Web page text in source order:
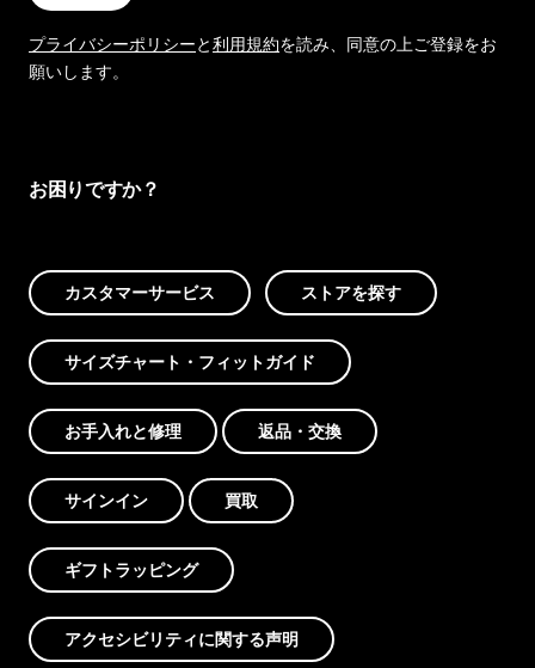
プライバシーポリシーと利用規約を読み、同意の上ご登録をお
願いします。
お困りですか？
カスタマーサービス ストアを探す
サイズチャート・フィットガイド
お手入れと修理 返品・交換
サインイン 買取
ギフトラッピング
アクセシビリティに関する声明